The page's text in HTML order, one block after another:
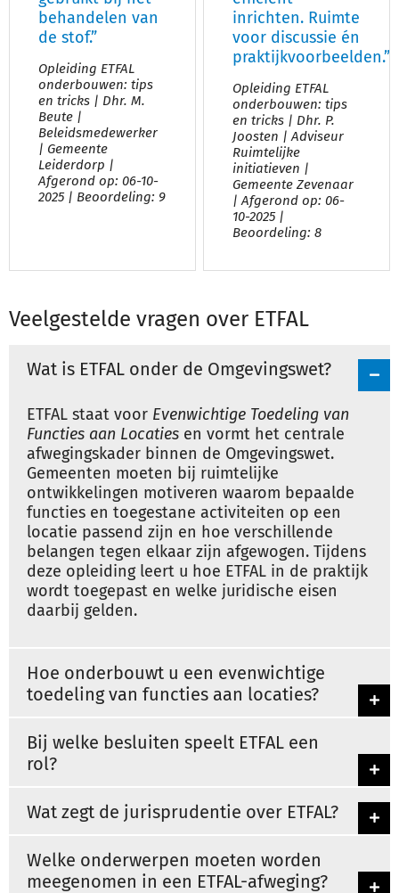
behandelen van
de stof.”
Opleiding ETFAL
onderbouwen: tips
en tricks | Dhr. M.
Beute |
Beleidsmedewerker
| Gemeente
Leiderdorp |
Afgerond op: 06-10-
2025 | Beoordeling: 9
inrichten. Ruimte
voor discussie én
praktijkvoorbeelden.”
Opleiding ETFAL
onderbouwen: tips
en tricks | Dhr. P.
Joosten | Adviseur
Ruimtelijke
initiatieven |
Gemeente Zevenaar
| Afgerond op: 06-
10-2025 |
Beoordeling: 8
Veelgestelde vragen over ETFAL
Wat is ETFAL onder de Omgevingswet?
ETFAL staat voor Evenwichtige Toedeling van
Functies aan Locaties en vormt het centrale
afwegingskader binnen de Omgevingswet.
Gemeenten moeten bij ruimtelijke
ontwikkelingen motiveren waarom bepaalde
functies en toegestane activiteiten op een
locatie passend zijn en hoe verschillende
belangen tegen elkaar zijn afgewogen. Tijdens
deze opleiding leert u hoe ETFAL in de praktijk
wordt toegepast en welke juridische eisen
daarbij gelden.
Hoe onderbouwt u een evenwichtige
toedeling van functies aan locaties?
Bij welke besluiten speelt ETFAL een
rol?
Wat zegt de jurisprudentie over ETFAL?
Welke onderwerpen moeten worden
meegenomen in een ETFAL-afweging?